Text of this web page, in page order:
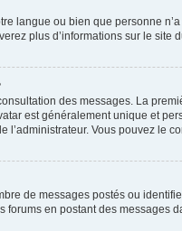
langue ou bien que personne
plus d’informations sur le site
des messages. La
est généralement unique et
l’administrateur. Vous pouvez le
de messages postés ou
forums en postant des